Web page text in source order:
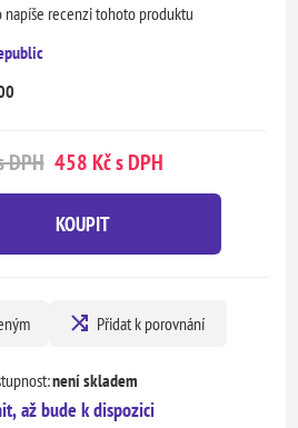
napíše recenzi tohoto produktu
DPH 458 Kč s DPH
KOUPIT
Přidat k porovnání
není skladem
až bude k dispozici